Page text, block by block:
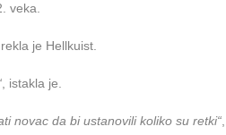
veka.
, rekla je Hellkuist.
, istakla je.
novac da bi ustanovili koliko su retki“